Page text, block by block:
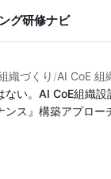
グ研修ナビ
織づくり /AI CoE 組
ない。AI CoE組織設
ンス』構築アプロー